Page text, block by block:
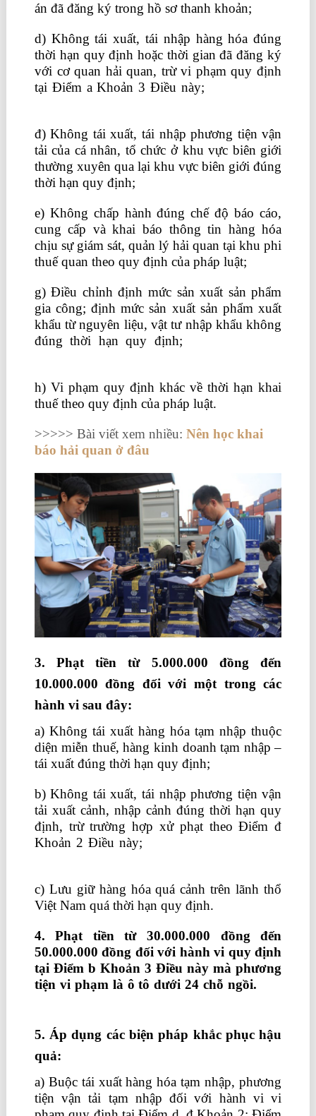
án đã đăng ký trong hồ sơ thanh khoản;
d) Không tái xuất, tái nhập hàng hóa đúng
thời hạn quy định hoặc thời gian đã đăng ký
với cơ quan hải quan, trừ vi phạm quy định
tại Điểm a Khoản 3 Điều này;
đ) Không tái xuất, tái nhập phương tiện vận
tải của cá nhân, tổ chức ở khu vực biên giới
thường xuyên qua lại khu vực biên giới đúng
thời hạn quy định;
e) Không chấp hành đúng chế độ báo cáo,
cung cấp và khai báo thông tin hàng hóa
chịu sự giám sát, quản lý hải quan tại khu phi
thuế quan theo quy định của pháp luật;
g) Điều chỉnh định mức sản xuất sản phẩm
gia công; định mức sản xuất sản phẩm xuất
khẩu từ nguyên liệu, vật tư nhập khẩu không
đúng thời hạn quy định;
h) Vi phạm quy định khác về thời hạn khai
thuế theo quy định của pháp luật.
>>>>> Bài viết xem nhiều: Nên học khai
báo hải quan ở đâu
3. Phạt tiền từ 5.000.000 đồng đến
10.000.000 đồng đối với một trong các
hành vi sau đây:
a) Không tái xuất hàng hóa tạm nhập thuộc
diện miễn thuế, hàng kinh doanh tạm nhập –
tái xuất đúng thời hạn quy định;
b) Không tái xuất, tái nhập phương tiện vận
tải xuất cảnh, nhập cảnh đúng thời hạn quy
định, trừ trường hợp xử phạt theo Điểm đ
Khoản 2 Điều này;
c) Lưu giữ hàng hóa quá cảnh trên lãnh thổ
Việt Nam quá thời hạn quy định.
4. Phạt tiền từ 30.000.000 đồng đến
50.000.000 đồng đối với hành vi quy định
tại Điểm b Khoản 3 Điều này mà phương
tiện vi phạm là ô tô dưới 24 chỗ ngồi.
5. Áp dụng các biện pháp khắc phục hậu
quả:
a) Buộc tái xuất hàng hóa tạm nhập, phương
tiện vận tải tạm nhập đối với hành vi vi